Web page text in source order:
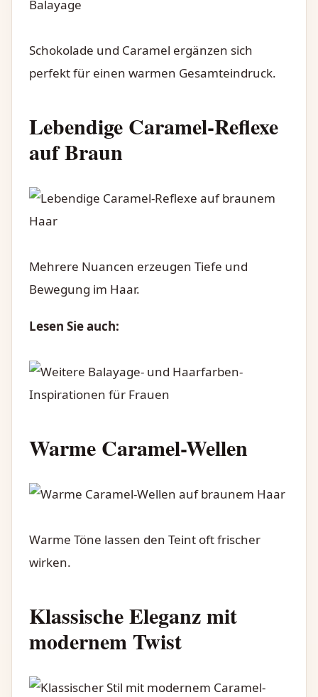
Schokolade und Caramel ergänzen sich
perfekt für einen warmen Gesamteindruck.
Lebendige Caramel-Reflexe
auf Braun
Mehrere Nuancen erzeugen Tiefe und
Bewegung im Haar.
Lesen Sie auch:
Warme Caramel-Wellen
Warme Töne lassen den Teint oft frischer
wirken.
Klassische Eleganz mit
modernem Twist